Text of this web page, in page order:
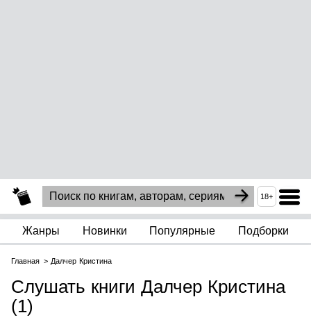
18+
Жанры Новинки Популярные Подборки
Главная Далчер Кристина
Слушать книги Далчер Кристина
(1)